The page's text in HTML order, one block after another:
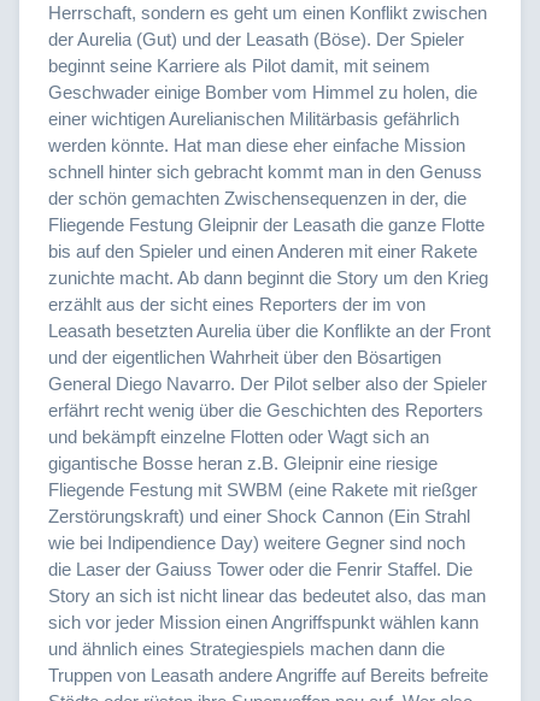
Herrschaft, sondern es geht um einen Konflikt zwischen
der Aurelia (Gut) und der Leasath (Böse). Der Spieler
beginnt seine Karriere als Pilot damit, mit seinem
Geschwader einige Bomber vom Himmel zu holen, die
einer wichtigen Aurelianischen Militärbasis gefährlich
werden könnte. Hat man diese eher einfache Mission
schnell hinter sich gebracht kommt man in den Genuss
der schön gemachten Zwischensequenzen in der, die
Fliegende Festung Gleipnir der Leasath die ganze Flotte
bis auf den Spieler und einen Anderen mit einer Rakete
zunichte macht. Ab dann beginnt die Story um den Krieg
erzählt aus der sicht eines Reporters der im von
Leasath besetzten Aurelia über die Konflikte an der Front
und der eigentlichen Wahrheit über den Bösartigen
General Diego Navarro. Der Pilot selber also der Spieler
erfährt recht wenig über die Geschichten des Reporters
und bekämpft einzelne Flotten oder Wagt sich an
gigantische Bosse heran z.B. Gleipnir eine riesige
Fliegende Festung mit SWBM (eine Rakete mit rießger
Zerstörungskraft) und einer Shock Cannon (Ein Strahl
wie bei Indipendience Day) weitere Gegner sind noch
die Laser der Gaiuss Tower oder die Fenrir Staffel. Die
Story an sich ist nicht linear das bedeutet also, das man
sich vor jeder Mission einen Angriffspunkt wählen kann
und ähnlich eines Strategiespiels machen dann die
Truppen von Leasath andere Angriffe auf Bereits befreite